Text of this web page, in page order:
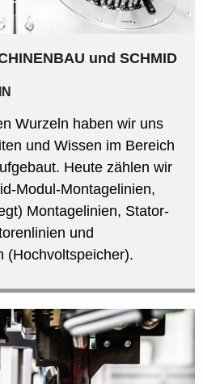
und SCHMID
Wurzeln haben wir uns
und Wissen im Bereich
Heute zählen wir
Modul-Montagelinien,
Montagelinien, Stator-
und
(Hochvoltspeicher).